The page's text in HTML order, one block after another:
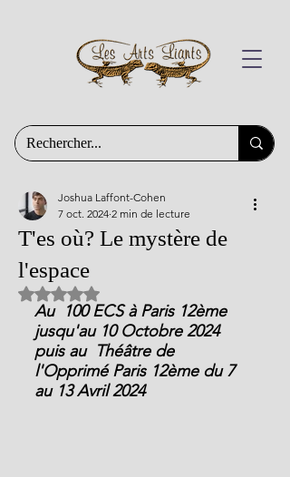
T'es où? Le mystère de
l'espace
Joshua Laffont-Cohen
7 oct. 2024 2 min de lecture
Noté NaN étoiles sur 5.
Au  100 ECS à Paris 12ème
jusqu'au 10 Octobre 2024
puis au  Théâtre de
l'Opprimé Paris 12ème du 7
au 13 Avril 2024